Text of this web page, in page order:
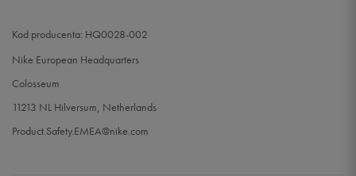
Kod producenta: HQ0028-002
Nike European Headquarters
Colosseum
11213 NL Hilversum, Netherlands
Product.Safety.EMEA@nike.com